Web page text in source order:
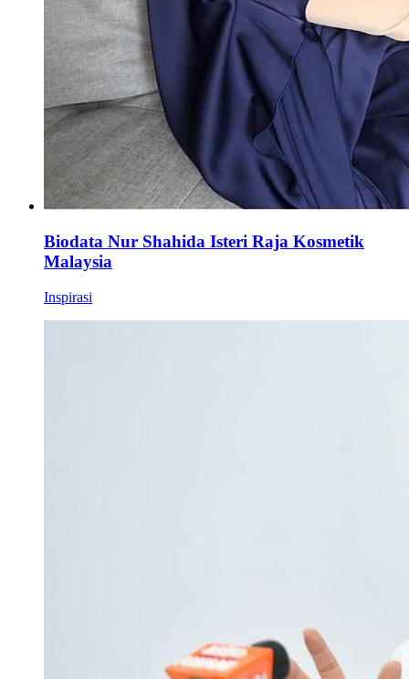
Biodata Nur Shahida Isteri Raja Kosmetik
Malaysia
Inspirasi